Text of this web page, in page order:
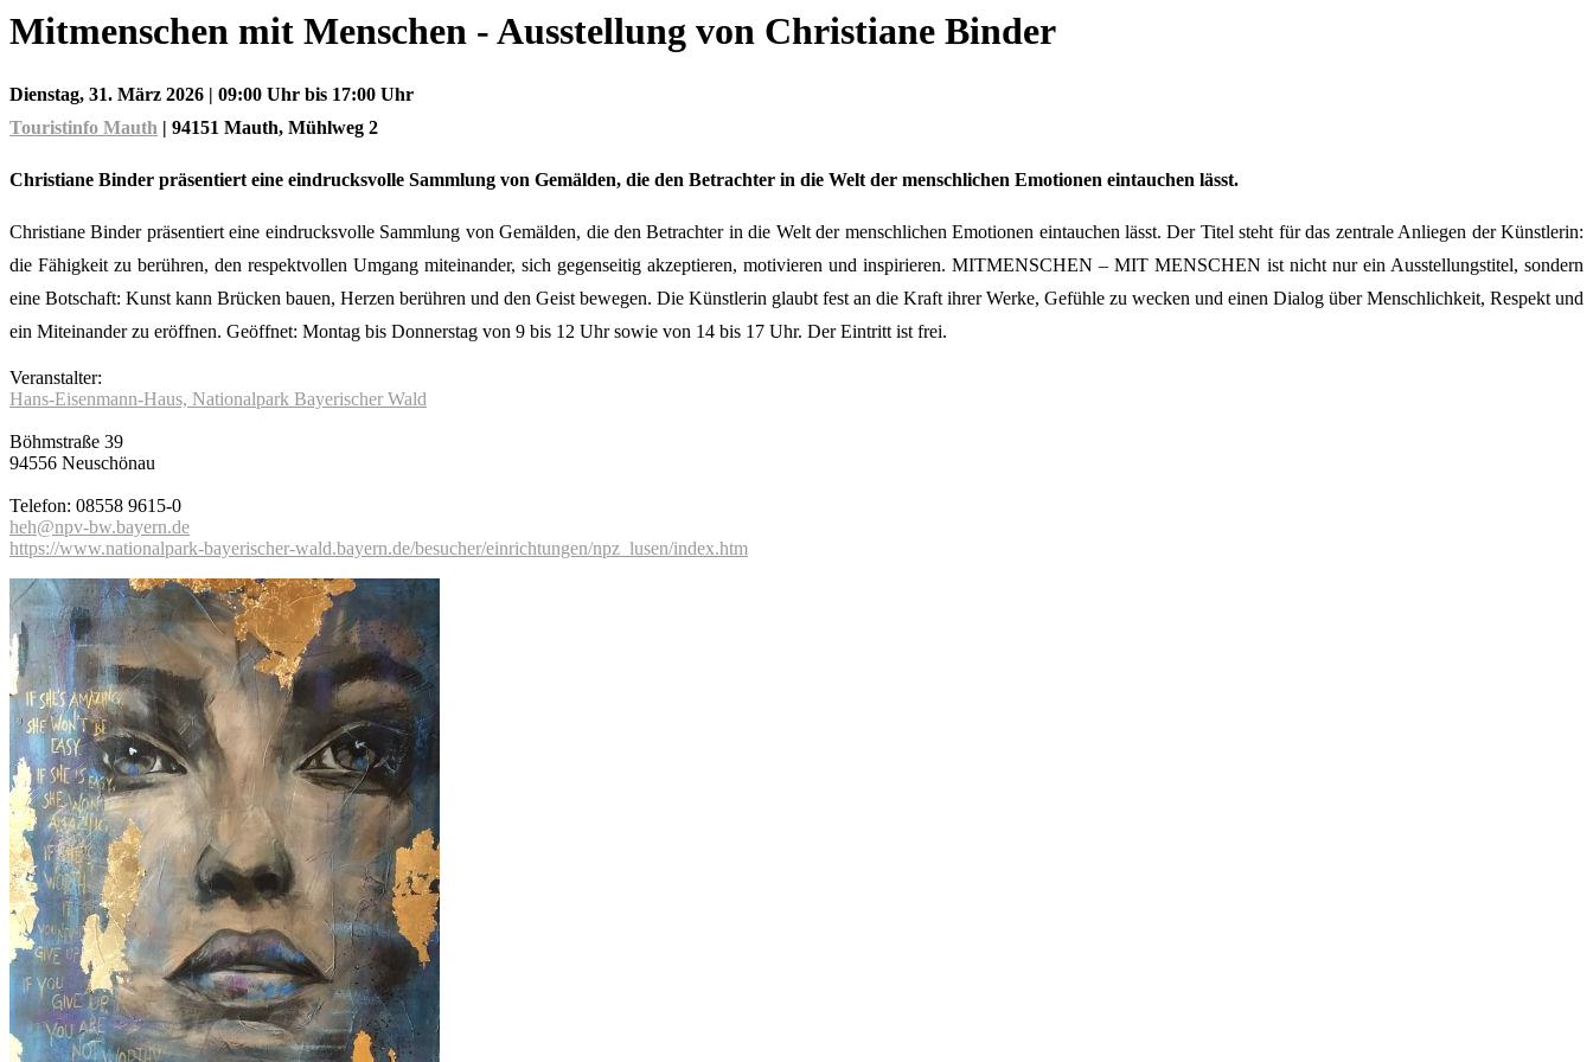
Mitmenschen mit Menschen - Ausstellung von Christiane Binder
Dienstag, 31. März 2026 | 09:00 Uhr bis 17:00 Uhr
Touristinfo Mauth | 94151 Mauth, Mühlweg 2
Christiane Binder präsentiert eine eindrucksvolle Sammlung von Gemälden, die den Betrachter in die Welt der menschlichen Emotionen eintauchen lässt.
Christiane Binder präsentiert eine eindrucksvolle Sammlung von Gemälden, die den Betrachter in die Welt der menschlichen Emotionen eintauchen lässt. Der Titel steht für das zentrale Anliegen der Künstlerin:
die Fähigkeit zu berühren, den respektvollen Umgang miteinander, sich gegenseitig akzeptieren, motivieren und inspirieren. MITMENSCHEN – MIT MENSCHEN ist nicht nur ein Ausstellungstitel, sondern
eine Botschaft: Kunst kann Brücken bauen, Herzen berühren und den Geist bewegen. Die Künstlerin glaubt fest an die Kraft ihrer Werke, Gefühle zu wecken und einen Dialog über Menschlichkeit, Respekt und
ein Miteinander zu eröffnen. Geöffnet: Montag bis Donnerstag von 9 bis 12 Uhr sowie von 14 bis 17 Uhr. Der Eintritt ist frei.
Veranstalter:
Hans-Eisenmann-Haus, Nationalpark Bayerischer Wald
Böhmstraße 39
94556 Neuschönau
Telefon: 08558 9615-0
heh@npv-bw.bayern.de
https://www.nationalpark-bayerischer-wald.bayern.de/besucher/einrichtungen/npz_lusen/index.htm